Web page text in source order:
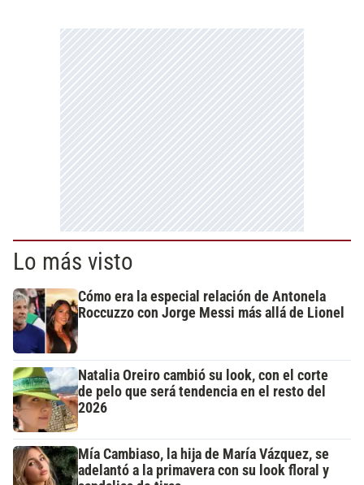
Lo más visto
Cómo era la especial relación de Antonela
Roccuzzo con Jorge Messi más allá de Lionel
Natalia Oreiro cambió su look, con el corte
de pelo que será tendencia en el resto del
2026
Mía Cambiaso, la hija de María Vázquez, se
adelantó a la primavera con su look floral y